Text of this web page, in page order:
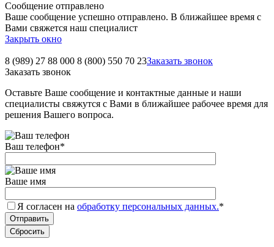
Сообщение отправлено
Ваше сообщение успешно отправлено. В ближайшее время с
Вами свяжется наш специалист
Закрыть окно
8 (989) 27 88 000 8 (800) 550 70 23Заказать звонок
Заказать звонок
Оставьте Ваше сообщение и контактные данные и наши
специалисты свяжутся с Вами в ближайшее рабочее время для
решения Вашего вопроса.
Ваш телефон*
Ваше имя
Я согласен на обработку персональных данных.*